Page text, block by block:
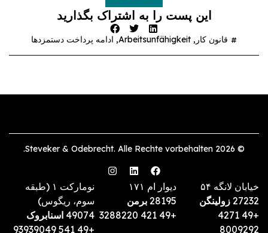
این پست را به اشتراک بگذارید
قانون کار ,
Arbeitsunfähigkeit
, ادامه پرداخت دستمزدها
© 2026 Steveker & Odebrecht. Alle Rechte vorbehalten.
خیابان لانگه ۵۴
27232 زولینگن
+49 4271
8009292
دیوار ام ۱۷۱
28195 برمن
+49 421 3288220
نومارکت ۱ (طبقه
سوم، ریگوس)
49074 اسنابروک
+49 541 93939049